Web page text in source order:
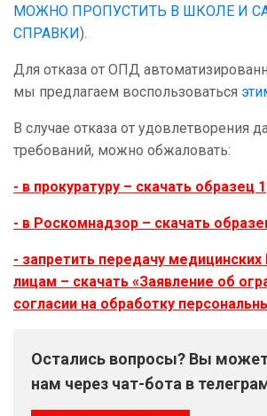
МОЖНО ПРОПУСТИТЬ В ШКОЛЕ И
СПРАВКИ).
Для отказа от ОПД
мы предлагаем воспользоваться
В случае отказа от удовлетворения
требований, можно обжаловать:
- в прокуратуру – скачать образец 1
- в Роскомнадзор – скачать
- запретить передачу
лицам – скачать «Заявление об
согласии на обработку
Остались вопросы? Вы
нам через чат-бота в